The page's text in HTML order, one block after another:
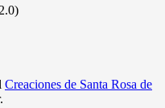
Creaciones de Santa Rosa de